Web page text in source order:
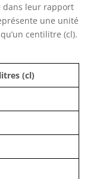
leur rapport
une unité
centilitre (cl).
(cl)